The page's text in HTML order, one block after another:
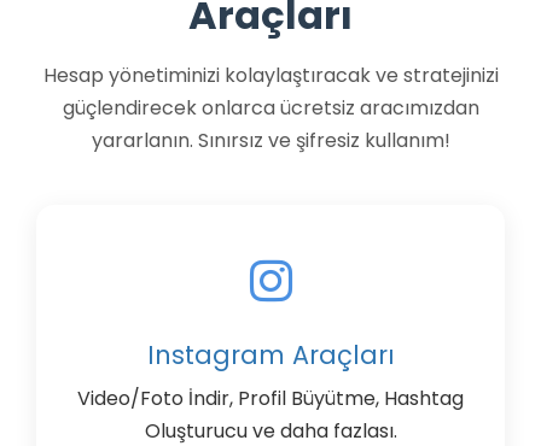
Araçları
Hesap yönetiminizi kolaylaştıracak ve stratejinizi
güçlendirecek onlarca ücretsiz aracımızdan
yararlanın. Sınırsız ve şifresiz kullanım!
Instagram Araçları
Video/Foto İndir, Profil Büyütme, Hashtag
Oluşturucu ve daha fazlası.